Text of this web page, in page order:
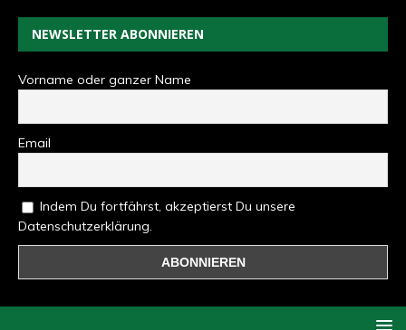
NEWSLETTER ABONNIEREN
Vorname oder ganzer Name
Email
Indem Du fortfährst, akzeptierst Du unsere
Datenschutzerklärung.